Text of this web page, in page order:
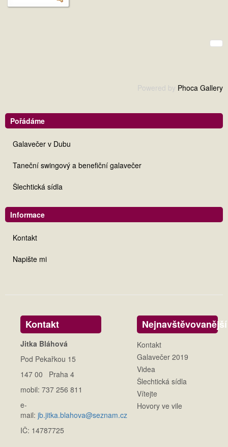
Powered by Phoca Gallery
Pořádáme
Galavečer v Dubu
Taneční swingový a benefiční galavečer
Šlechtická sídla
Informace
Kontakt
Napište mi
Kontakt
Jitka Bláhová
Pod Pekařkou 15
147 00 Praha 4
mobil: 737 256 811
e-
mail: jb.jitka.blahova@seznam.cz
IČ: 14787725
Nejnavštěvovanější
Kontakt
Galavečer 2019
Videa
Šlechtická sídla
Vítejte
Hovory ve vile